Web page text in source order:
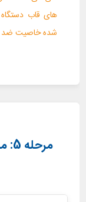
های قاب
شده خاصیت ضد